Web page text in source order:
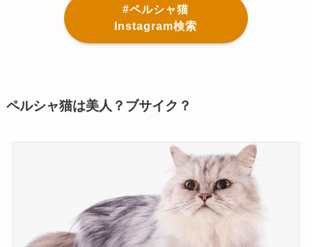
#ペルシャ猫
Instagram検索
ペルシャ猫は美人？ブサイク？